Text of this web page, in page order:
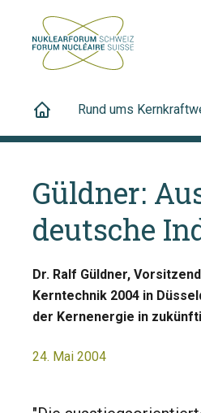
Rund ums
Güldner:
deutsche
Dr. Ralf Güldner,
Kerntechnik 2004 in
der Kernenergie in
24. Mai 2004